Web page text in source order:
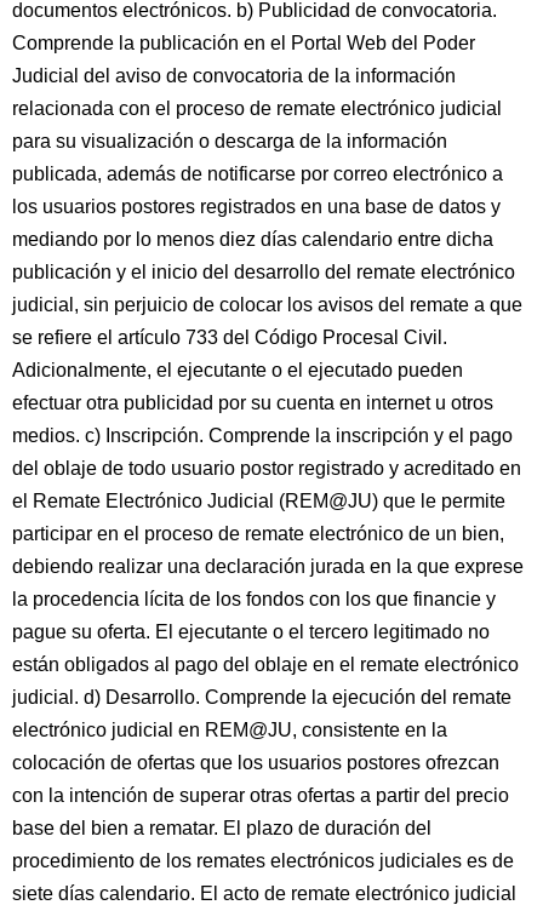
documentos electrónicos. b) Publicidad de convocatoria.
Comprende la publicación en el Portal Web del Poder
Judicial del aviso de convocatoria de la información
relacionada con el proceso de remate electrónico judicial
para su visualización o descarga de la información
publicada, además de notificarse por correo electrónico a
los usuarios postores registrados en una base de datos y
mediando por lo menos diez días calendario entre dicha
publicación y el inicio del desarrollo del remate electrónico
judicial, sin perjuicio de colocar los avisos del remate a que
se refiere el artículo 733 del Código Procesal Civil.
Adicionalmente, el ejecutante o el ejecutado pueden
efectuar otra publicidad por su cuenta en internet u otros
medios. c) Inscripción. Comprende la inscripción y el pago
del oblaje de todo usuario postor registrado y acreditado en
el Remate Electrónico Judicial (REM@JU) que le permite
participar en el proceso de remate electrónico de un bien,
debiendo realizar una declaración jurada en la que exprese
la procedencia lícita de los fondos con los que financie y
pague su oferta. El ejecutante o el tercero legitimado no
están obligados al pago del oblaje en el remate electrónico
judicial. d) Desarrollo. Comprende la ejecución del remate
electrónico judicial en REM@JU, consistente en la
colocación de ofertas que los usuarios postores ofrezcan
con la intención de superar otras ofertas a partir del precio
base del bien a rematar. El plazo de duración del
procedimiento de los remates electrónicos judiciales es de
siete días calendario. El acto de remate electrónico judicial